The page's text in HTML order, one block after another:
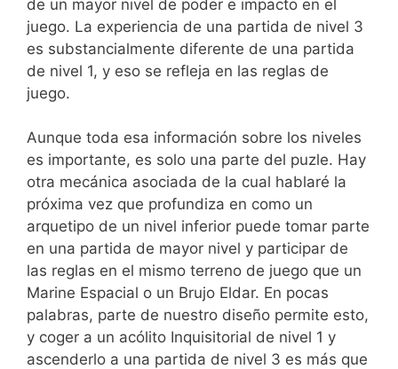
de un mayor nivel de poder e impacto en el
juego. La experiencia de una partida de nivel 3
es substancialmente diferente de una partida
de nivel 1, y eso se refleja en las reglas de
juego.
Aunque toda esa información sobre los niveles
es importante, es solo una parte del puzle. Hay
otra mecánica asociada de la cual hablaré la
próxima vez que profundiza en como un
arquetipo de un nivel inferior puede tomar parte
en una partida de mayor nivel y participar de
las reglas en el mismo terreno de juego que un
Marine Espacial o un Brujo Eldar. En pocas
palabras, parte de nuestro diseño permite esto,
y coger a un acólito Inquisitorial de nivel 1 y
ascenderlo a una partida de nivel 3 es más que